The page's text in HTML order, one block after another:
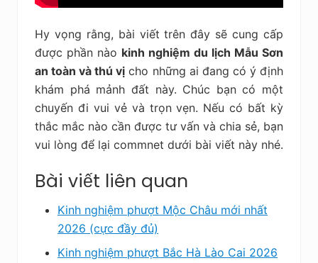
Hy vọng rằng, bài viết trên đây sẽ cung cấp
được phần nào kinh nghiệm du lịch Mẫu Sơn
an toàn và thú vị cho những ai đang có ý định
khám phá mảnh đất này. Chúc bạn có một
chuyến đi vui vẻ và trọn vẹn. Nếu có bất kỳ
thắc mắc nào cần được tư vấn và chia sẻ, bạn
vui lòng để lại commnet dưới bài viết này nhé.
Bài viết liên quan
Kinh nghiệm phượt Mộc Châu mới nhất
2026 (cực đầy đủ)
Kinh nghiệm phượt Bắc Hà Lào Cai 2026